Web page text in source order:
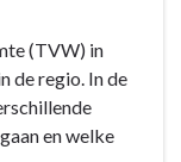
(TVW) in
de regio. In de
en welke